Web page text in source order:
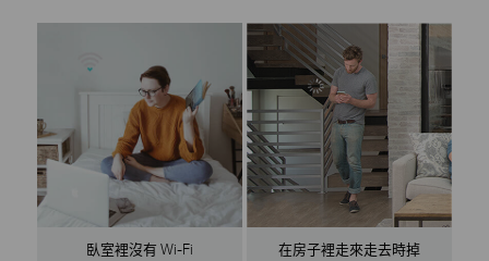
臥室裡沒有 Wi-Fi
在房子裡走來走去時掉